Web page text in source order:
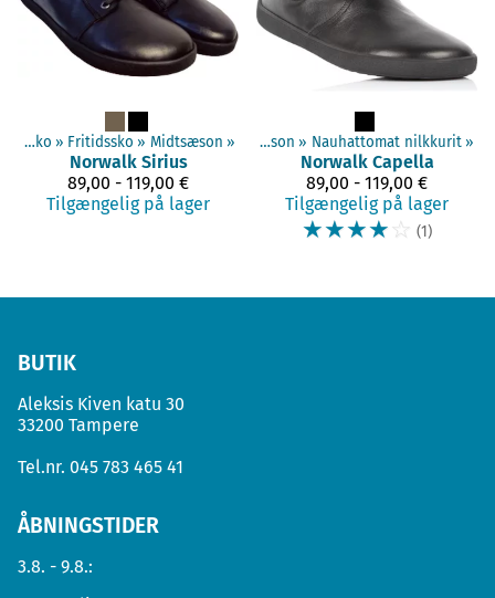
Voksne sko ‪» Fritidssko ‪» Midtsæson ‪»
Norwalk Sirius
89,00 - 119,00 €
Tilgængelig på lager
sko ‪»Voksne sko‪» Fritidssko‪» Midtsæson ‪» Nauhattomat nilkkurit ‪»
Norwalk Capella
89,00 - 119,00 €
Tilgængelig på lager
☆☆☆☆☆ (1)
BUTIK
Aleksis Kiven katu 30
33200 Tampere
Tel.nr. 045 783 465 41
ÅBNINGSTIDER
3.8. - 9.8.: